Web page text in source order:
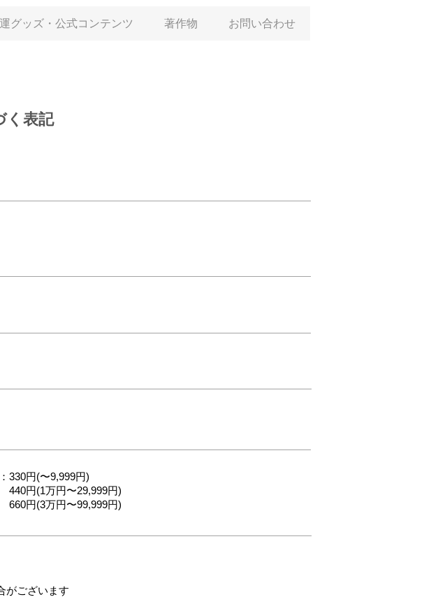
グッズ・公式コンテンツ 著作物 お問い合わせ
く表記
330円(〜9,999円)
円〜29,999円)
万円〜99,999円)
がございます